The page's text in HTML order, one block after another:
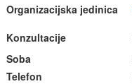
Organizacijska jedinica
Konzultacije
Soba
Telefon